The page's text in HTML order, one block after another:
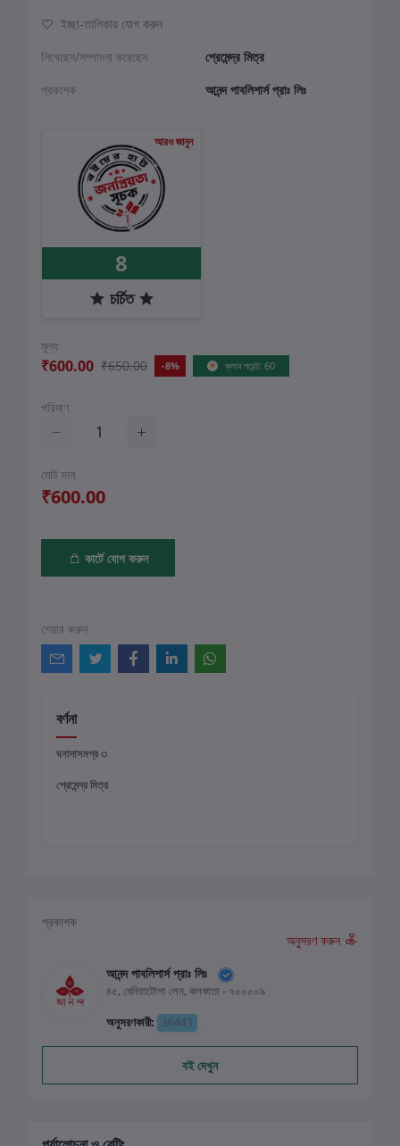
ইচ্ছা-তালিকায় যোগ করুন
লিখেছেন/সম্পাদনা করেছেন
প্রেমেন্দ্র মিত্র
প্রকাশক
আনন্দ পাবলিশার্স প্রাঃ লিঃ
আরও জানুন
8
চর্চিত
মূল্য
₹600.00 ₹650.00 -8% ক্লাব পয়েন্ট: 60
পরিমাণ
মোট দাম
₹600.00
কার্টে যোগ করুন
শেয়ার করুন
বর্ণনা
ঘনাদাসমগ্র ৩
প্রেমেন্দ্র মিত্র
প্রকাশক
অনুসরণ করুন
আনন্দ পাবলিশার্স প্রাঃ লিঃ
৪৫, বেনিয়াটোলা লেন, কলকাতা - ৭০০০০৯
অনুসরণকারী: 36443
বই দেখুন